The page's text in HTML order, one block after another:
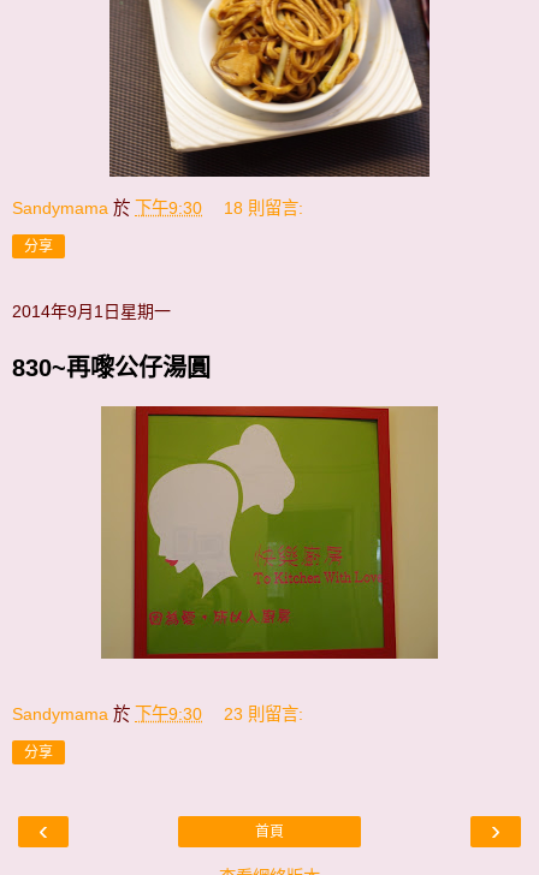
Sandymama 於 下午9:30 18 則留言:
分享
2014年9月1日星期一
830~再嚟公仔湯圓
Sandymama 於 下午9:30 23 則留言:
分享
‹ ›
首頁